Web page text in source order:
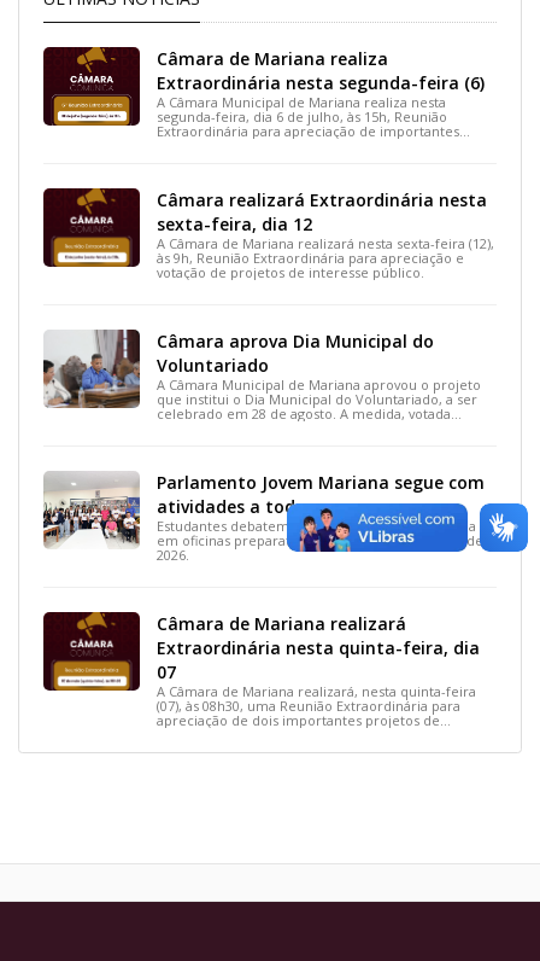
Câmara de Mariana realiza
Extraordinária nesta segunda-feira (6)
A Câmara Municipal de Mariana realiza nesta
segunda-feira, dia 6 de julho, às 15h, Reunião
Extraordinária para apreciação de importantes
Câmara realizará Extraordinária nesta
sexta-feira, dia 12
A Câmara de Mariana realizará nesta sexta-feira (12),
às 9h, Reunião Extraordinária para apreciação e
votação de projetos de interesse público.
Câmara aprova Dia Municipal do
Voluntariado
A Câmara Municipal de Mariana aprovou o projeto
que institui o Dia Municipal do Voluntariado, a ser
celebrado em 28 de agosto. A medida, votada
Parlamento Jovem Mariana segue com
atividades a todo vapor
Estudantes debatem inclusão e neurodivergência
em oficinas preparatórias para a etapa estadual de
2026.
Câmara de Mariana realizará
Extraordinária nesta quinta-feira, dia
07
A Câmara de Mariana realizará, nesta quinta-feira
(07), às 08h30, uma Reunião Extraordinária para
apreciação de dois importantes projetos de